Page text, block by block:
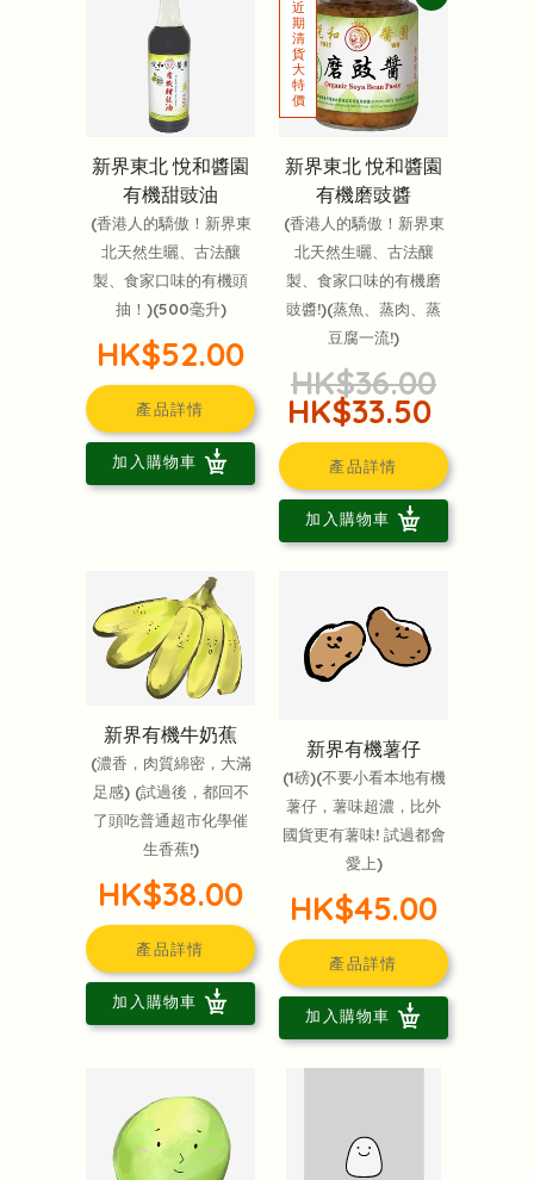
新界東北 悅和醬園
有機甜豉油
(香港人的驕傲！新界東
北天然生曬、古法釀
製、食家口味的有機頭
抽！)(500毫升)
HK$52.00
產品詳情
加入購物車
新界東北 悅和醬園
有機磨豉醬
(香港人的驕傲！新界東
北天然生曬、古法釀
製、食家口味的有機磨
豉醬!)(蒸魚、蒸肉、蒸
豆腐一流!)
HK$36.00
HK$33.50
產品詳情
加入購物車
新界有機牛奶蕉
(濃香，肉質綿密，大滿
足感) (試過後，都回不
了頭吃普通超市化學催
生香蕉!)
HK$38.00
產品詳情
加入購物車
新界有機薯仔
(1磅)(不要小看本地有機
薯仔，薯味超濃，比外
國貨更有薯味! 試過都會
愛上)
HK$45.00
產品詳情
加入購物車